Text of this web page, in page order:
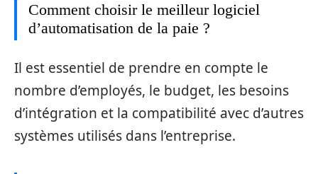
Comment choisir le meilleur logiciel
d’automatisation de la paie ?
Il est essentiel de prendre en compte le
nombre d’employés, le budget, les besoins
d’intégration et la compatibilité avec d’autres
systèmes utilisés dans l’entreprise.